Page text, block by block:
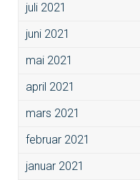
juli 2021
juni 2021
mai 2021
april 2021
mars 2021
februar 2021
januar 2021